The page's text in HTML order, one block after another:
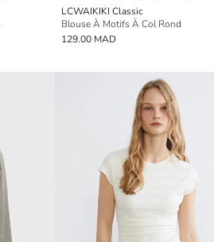
LCWAIKIKI Classic
Blouse À Motifs À Col Rond
129.00 MAD